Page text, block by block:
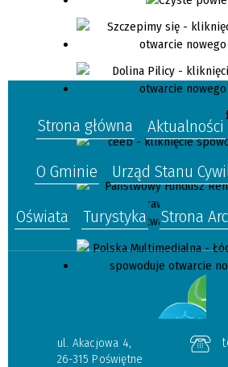
Strona główna Aktualności
O Gminie Urząd Stanu
Oświata Turystyka Strona
ul. Akacjowa 4,
26-315 Poświętne